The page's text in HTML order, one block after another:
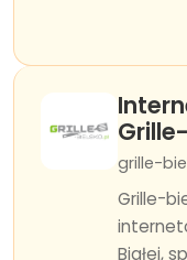
grille-
Grille-
Białej,